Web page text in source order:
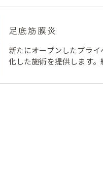
足底筋膜炎
新たにオープンしたプラ
化した施術を提供します。